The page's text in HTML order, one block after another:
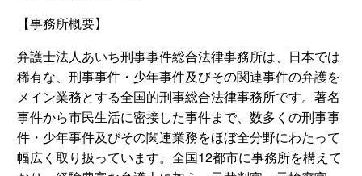
【事務所概要】
弁護士法人あいち刑事事件総合法律事務所は、日本では
稀有な、刑事事件・少年事件及びその関連事件の弁護を
メイン業務とする全国的刑事総合法律事務所です。著名
事件から市民生活に密接した事件まで、数多くの刑事事
件・少年事件及びその関連業務をほぼ全分野にわたって
幅広く取り扱っています。全国12都市に事務所を構えて